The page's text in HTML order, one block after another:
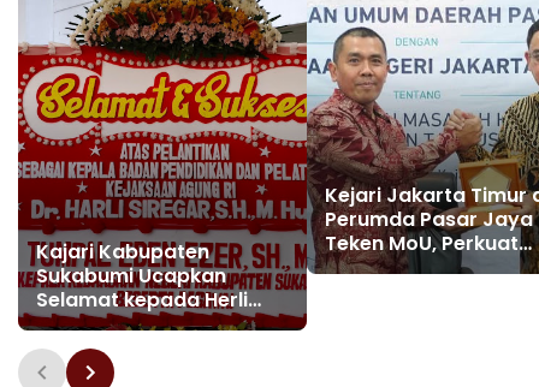
Kajari Kabupaten
Sukabumi Ucapkan
Selamat kepada Herli
Siregar atas Pelantikan
sebagai Kabadiklat
Kejaksaan RI
Kejari Jakarta Timur
Perumda Pasar Jaya
Teken MoU, Perkuat
Pendampingan